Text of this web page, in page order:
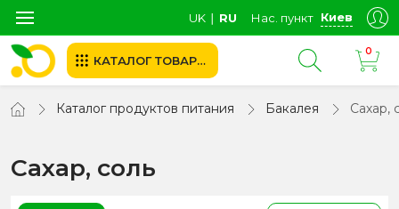
UK ∣ RU Нас. пункт Киев
КАТАЛОГ ТОВАРОВ
0
Каталог продуктов питания Бакалея Сахар,
Сахар, соль